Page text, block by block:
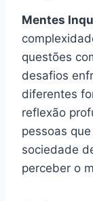
Mentes
questões
desafios
diferentes
reflexão
pessoas
sociedade
perceber o